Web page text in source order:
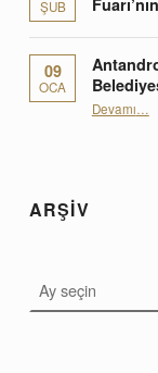
ŞUB
09
OCA
Devamı“Antandros Derneği Balıkesir Büyükşehir Belediyesi’ni Ziyaret Etti”
…
ARŞİV